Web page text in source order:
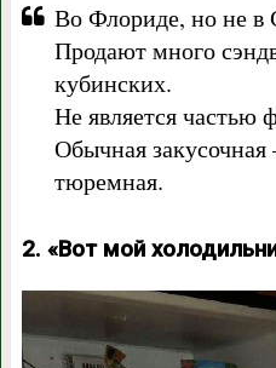
Во Флориде, но не в
Продают много
кубинских.
Не является частью
Обычная
тюремная.
2. «Вот мой